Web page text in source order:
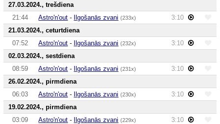
27.03.2024., trešdiena
21:44
Astro'n'out - Ilgošanās zvani (233x)
3:10
21.03.2024., ceturtdiena
07:52
Astro'n'out - Ilgošanās zvani (232x)
3:10
02.03.2024., sestdiena
08:59
Astro'n'out - Ilgošanās zvani (231x)
3:10
26.02.2024., pirmdiena
06:03
Astro'n'out - Ilgošanās zvani (230x)
3:10
19.02.2024., pirmdiena
03:09
Astro'n'out - Ilgošanās zvani (229x)
3:10